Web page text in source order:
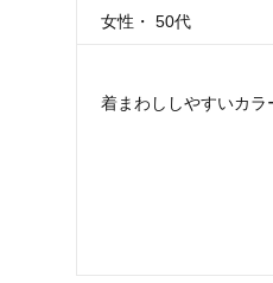
女性 ・ 50代
着まわししやすいカラ